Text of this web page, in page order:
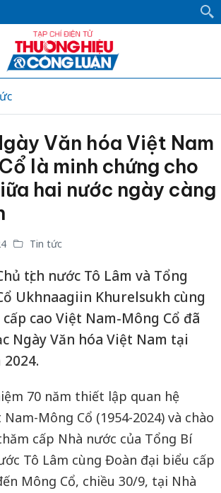
Văn hóa Việt Nam
là minh chứng cho
hai nước ngày càng
Tin tức
tịch nước Tô Lâm và Tổng
Ukhnaagiin Khurelsukh cùng
cao Việt Nam-Mông Cổ đã
Ngày Văn hóa Việt Nam tại
70 năm thiết lập quan hệ
Mông Cổ (1954-2024) và chào
cấp Nhà nước của Tổng Bí
Tô Lâm cùng Đoàn đại biểu cấp
Mông Cổ, chiều 30/9, tại Nhà